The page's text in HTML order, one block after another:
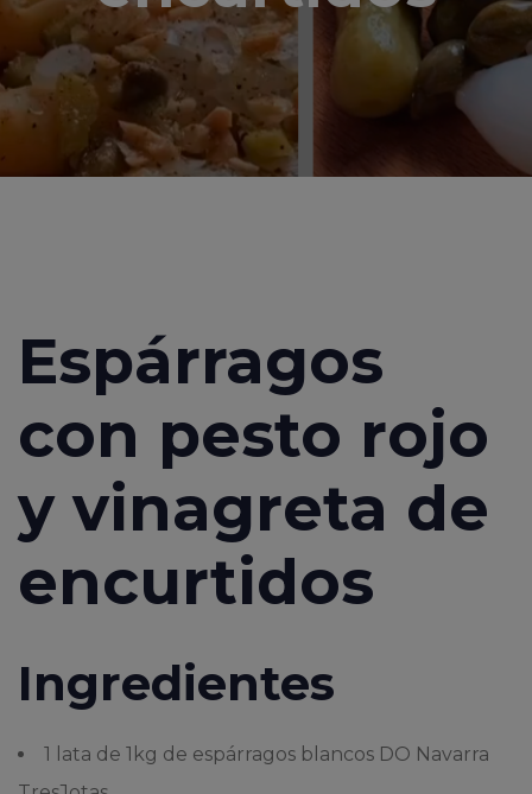
Espárragos
con pesto rojo
y vinagreta de
encurtidos
Ingredientes
1 lata de 1kg de espárragos blancos DO Navarra